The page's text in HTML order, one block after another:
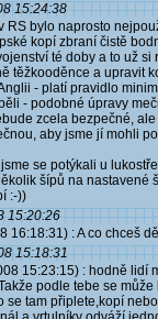
15:24:38
RS bylo naprosto
kopí zbraní čistě
té doby a to už
těžkooděnce a upravit
- platí pravidlo
- podobné úpravy
zcela bezpečné,
aby jsme jí mohli
se potýkali u
šípů na nastavené
:-))
15:20:26
16:18:31) : A co chceš
15:18:31
15:23:15) : hodně lidí
podle tebe se
se tam připlete,kopí